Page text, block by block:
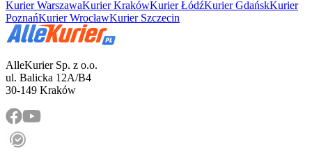
Kurier WarszawaKurier KrakówKurier ŁódźKurier GdańskKurier
PoznańKurier WrocławKurier Szczecin
AlleKurier Sp. z o.o.
ul. Balicka 12A/B4
30-149 Kraków